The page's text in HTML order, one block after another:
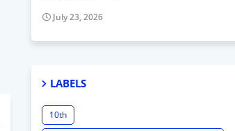
July 23, 2026
LABELS
10th